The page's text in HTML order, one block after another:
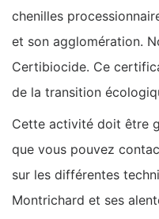
chenilles
et son agglomération.
Certibiocide. Ce
de la transition
Cette activité doit être
que vous pouvez
sur les différentes
Montrichard et ses